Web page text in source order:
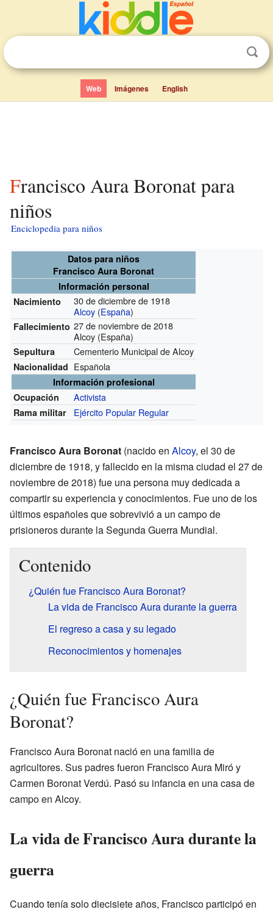
Web Imágenes English
Francisco Aura Boronat para
niños
Enciclopedia para niños
Datos para niños
Francisco Aura Boronat
Información personal
Nacimiento
30 de diciembre de 1918
Alcoy (España)
Fallecimiento 27 de noviembre de 2018
Alcoy (España)
Sepultura Cementerio Municipal de Alcoy
Nacionalidad Española
Información profesional
Ocupación
Activista
Rama militar Ejército Popular Regular
Francisco Aura Boronat (nacido en Alcoy, el 30 de
diciembre de 1918, y fallecido en la misma ciudad el 27 de
noviembre de 2018) fue una persona muy dedicada a
compartir su experiencia y conocimientos. Fue uno de los
últimos españoles que sobrevivió a un campo de
prisioneros durante la Segunda Guerra Mundial.
Contenido
¿Quién fue Francisco Aura Boronat?
La vida de Francisco Aura durante la guerra
El regreso a casa y su legado
Reconocimientos y homenajes
¿Quién fue Francisco Aura
Boronat?
Francisco Aura Boronat nació en una familia de
agricultores. Sus padres fueron Francisco Aura Miró y
Carmen Boronat Verdú. Pasó su infancia en una casa de
campo en Alcoy.
La vida de Francisco Aura durante la
guerra
Cuando tenía solo diecisiete años, Francisco participó en